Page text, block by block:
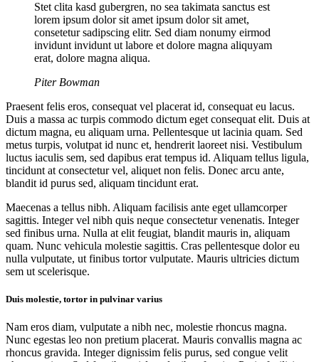
Stet clita kasd gubergren, no sea takimata sanctus est
lorem ipsum dolor sit amet ipsum dolor sit amet,
consetetur sadipscing elitr. Sed diam nonumy eirmod
invidunt invidunt ut labore et dolore magna aliquyam
erat, dolore magna aliqua.
Piter Bowman
Praesent felis eros, consequat vel placerat id, consequat eu lacus.
Duis a massa ac turpis commodo dictum eget consequat elit. Duis at
dictum magna, eu aliquam urna. Pellentesque ut lacinia quam. Sed
metus turpis, volutpat id nunc et, hendrerit laoreet nisi. Vestibulum
luctus iaculis sem, sed dapibus erat tempus id. Aliquam tellus ligula,
tincidunt at consectetur vel, aliquet non felis. Donec arcu ante,
blandit id purus sed, aliquam tincidunt erat.
Maecenas a tellus nibh. Aliquam facilisis ante eget ullamcorper
sagittis. Integer vel nibh quis neque consectetur venenatis. Integer
sed finibus urna. Nulla at elit feugiat, blandit mauris in, aliquam
quam. Nunc vehicula molestie sagittis. Cras pellentesque dolor eu
nulla vulputate, ut finibus tortor vulputate. Mauris ultricies dictum
sem ut scelerisque.
Duis molestie, tortor in pulvinar varius
Nam eros diam, vulputate a nibh nec, molestie rhoncus magna.
Nunc egestas leo non pretium placerat. Mauris convallis magna ac
rhoncus gravida. Integer dignissim felis purus, sed congue velit